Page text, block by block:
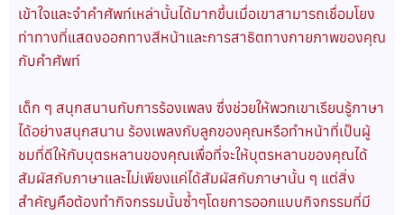
เข้าใจและจำคำศัพท์เหล่านั้นได้มากขึ้นเมื่อเขาสามารถเชื่อมโยง
ท่าทางที่แสดงออกทางสีหน้าและการสาธิตทางกายภาพของคุณ
กับคำศัพท์
เด็ก ๆ สนุกสนานกับการร้องเพลง ซึ่งช่วยให้พวกเขาเรียนรู้ภาษา
ได้อย่างสนุกสนาน ร้องเพลงกับลูกของคุณหรือทำหน้าที่เป็นผู้
ชมที่ดีให้กับบุตรหลานของคุณเพื่อที่จะให้บุตรหลานของคุณได้
สัมผัสกับภาษาและไม่เพียงแค่ได้สัมผัสกับภาษานั้น ๆ แต่สิ่ง
สำคัญคือต้องทำกิจกรรมนั้นซ้ำๆโดยการออกแบบกิจกรรมที่มี